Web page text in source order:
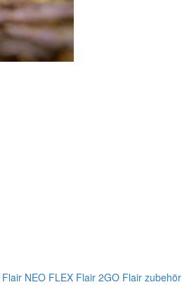
Flair NEO FLEX Flair 2GO Flair zubehör